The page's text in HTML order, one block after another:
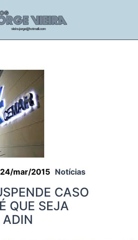
24/mar/2015 Notícias
CASO
QUE SEJA